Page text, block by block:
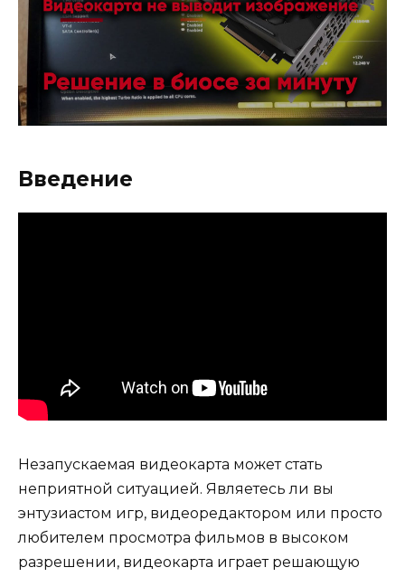
Введение
Незапускаемая видеокарта может стать
неприятной ситуацией. Являетесь ли вы
энтузиастом игр, видеоредактором или просто
любителем просмотра фильмов в высоком
разрешении, видеокарта играет решающую